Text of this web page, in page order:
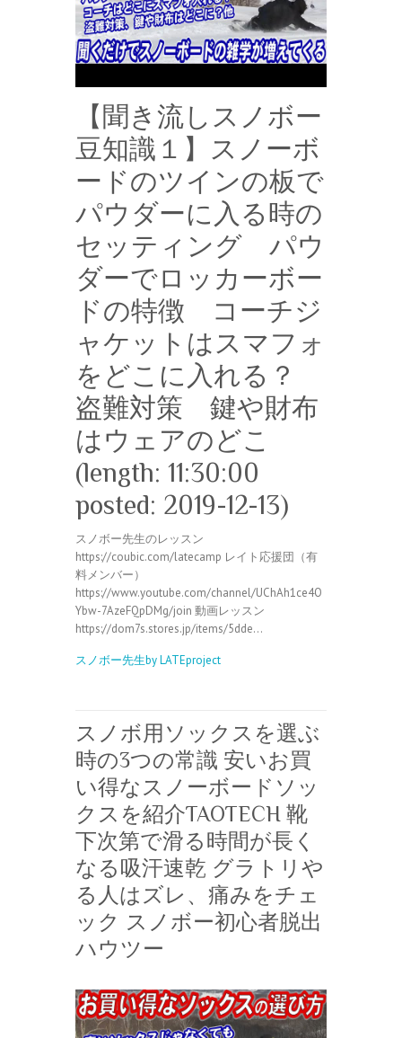
【聞き流しスノボー
豆知識１】スノーボ
ードのツインの板で
パウダーに入る時の
セッティング パウ
ダーでロッカーボー
ドの特徴 コーチジ
ャケットはスマフォ
をどこに入れる？
盗難対策 鍵や財布
はウェアのどこ
(length: 11:30:00
posted: 2019-12-13)
スノボー先生のレッスン
https://coubic.com/latecamp レイト応援団（有
料メンバー）
https://www.youtube.com/channel/UChAh1ce4O
Ybw-7AzeFQpDMg/join 動画レッスン
https://dom7s.stores.jp/items/5dde…
スノボー先生by LATEproject
スノボ用ソックスを選ぶ
時の3つの常識 安いお買
い得なスノーボードソッ
クスを紹介TAOTECH 靴
下次第で滑る時間が長く
なる吸汗速乾 グラトリや
る人はズレ、痛みをチェ
ック スノボー初心者脱出
ハウツー